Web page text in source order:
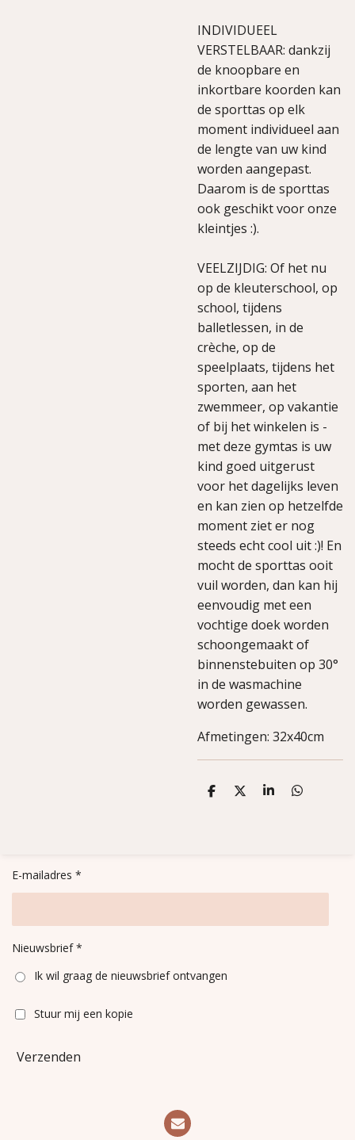
INDIVIDUEEL
VERSTELBAAR: dankzij
de knoopbare en
inkortbare koorden kan
de sporttas op elk
moment individueel aan
de lengte van uw kind
worden aangepast.
Daarom is de sporttas
ook geschikt voor onze
kleintjes :).
VEELZIJDIG: Of het nu
op de kleuterschool, op
school, tijdens
balletlessen, in de
crèche, op de
speelplaats, tijdens het
sporten, aan het
zwemmeer, op vakantie
of bij het winkelen is -
met deze gymtas is uw
kind goed uitgerust
voor het dagelijks leven
en kan zien op hetzelfde
moment ziet er nog
steeds echt cool uit :)! En
mocht de sporttas ooit
vuil worden, dan kan hij
eenvoudig met een
vochtige doek worden
schoongemaakt of
binnenstebuiten op 30°
in de wasmachine
worden gewassen.
Afmetingen: 32x40cm
D
D
S
D
E-mailadres *
Nieuwsbrief *
Ik wil graag de nieuwsbrief ontvangen
Stuur mij een kopie
Verzenden